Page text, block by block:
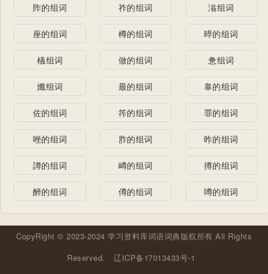
阼的组词 祚的组词 滃组词
座的组词 樽的组词 晬的组词
檥组词 做的组词 惫组词
孅组词 最的组词 辠的组词
佐的组词 筰的组词 罪的组词
唑的组词 胙的组词 昨的组词
譐的组词 嶟的组词 撙的组词
醉的组词 僔的组词 噂的组词
CopyRight © 2023-2024 学习资料库词语词典版权所有 All Rights
Reserved.
辽ICP备17013433号-1